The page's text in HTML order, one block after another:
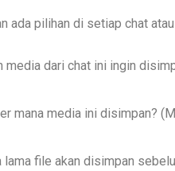
ada pilihan di setiap chat
media dari chat ini ingin
mana media ini disimpan?
lama file akan disimpan